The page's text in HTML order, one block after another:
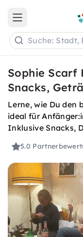
Open main menu
Suche: Stadt,
Sophie Scarf
Snacks,
Lerne, wie Du den
ideal für
Inklusive Snacks,
5.0